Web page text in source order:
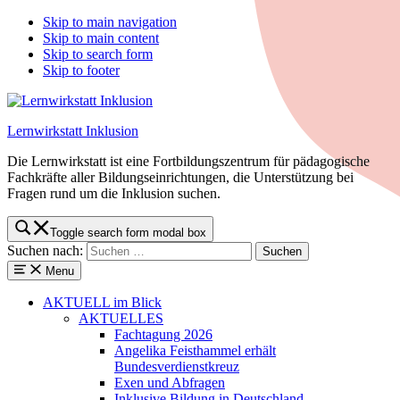
Skip to main navigation
Skip to main content
Skip to search form
Skip to footer
Lernwirkstatt Inklusion
Die Lernwirkstatt ist eine Fortbildungszentrum für pädagogische
Fachkräfte aller Bildungseinrichtungen, die Unterstützung bei
Fragen rund um die Inklusion suchen.
Toggle search form modal box
Suchen nach:
Menu
AKTUELL im Blick
AKTUELLES
Fachtagung 2026
Angelika Feisthammel erhält
Bundesverdienstkreuz
Exen und Abfragen